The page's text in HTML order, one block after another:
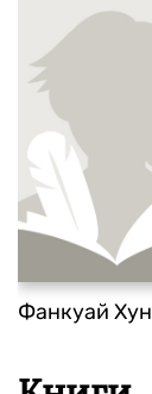
Фанкуай Хун